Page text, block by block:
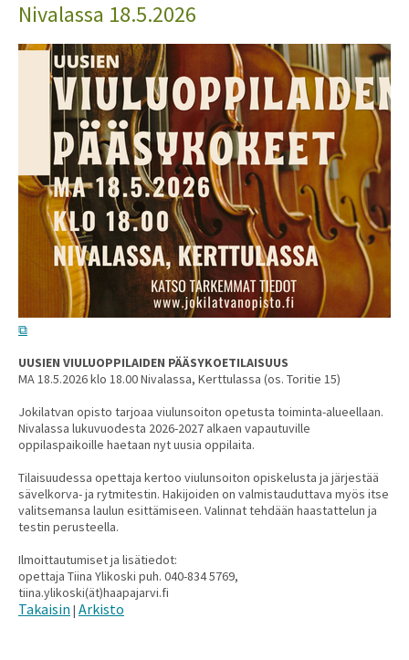
Nivalassa 18.5.2026
UUSIEN VIULUOPPILAIDEN PÄÄSYKOETILAISUUS
MA 18.5.2026 klo 18.00 Nivalassa, Kerttulassa (os. Toritie 15)
Jokilatvan opisto tarjoaa viulunsoiton opetusta toiminta-alueellaan.
Nivalassa lukuvuodesta 2026-2027 alkaen vapautuville
oppilaspaikoille haetaan nyt uusia oppilaita.
Tilaisuudessa opettaja kertoo viulunsoiton opiskelusta ja järjestää
sävelkorva- ja rytmitestin. Hakijoiden on valmistauduttava myös itse
valitsemansa laulun esittämiseen. Valinnat tehdään haastattelun ja
testin perusteella.
Ilmoittautumiset ja lisätiedot:
opettaja Tiina Ylikoski puh. 040-834 5769,
tiina.ylikoski(ät)haapajarvi.fi
Takaisin | Arkisto